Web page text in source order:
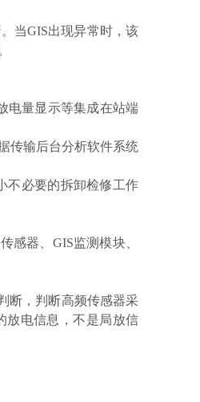
当GIS出现异常时，该
电量显示等集成在站端
传输后台分析软件系统
不必要的拆卸检修工作
感器、GIS监测模块、
断，判断高频传感器采
放电信息，不是局放信